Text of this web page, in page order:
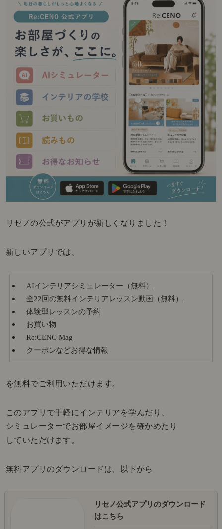
リセノの公式がアプリが新しくなりました！
新しいアプリでは、
AIインテリアシミュレーター（無料）
全22回の無料インテリアレッスン動画（無料）
体験型レッスンの予約
お買い物
Re:CENO Mag
クーポンなどお得な情報
を無料でご利用いただけます。
このアプリで手軽にインテリアを学んだり、
シミュレーターでお部屋イメージを確かめたり
していただけます。
無料アプリのダウンロードは、以下から
リセノ公式アプリのダウンロード
はこちら